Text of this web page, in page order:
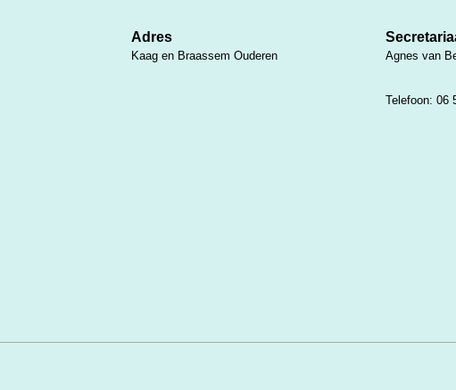
Adres
Kaag en Braassem Ouderen Agnes van
Telefoon: 06